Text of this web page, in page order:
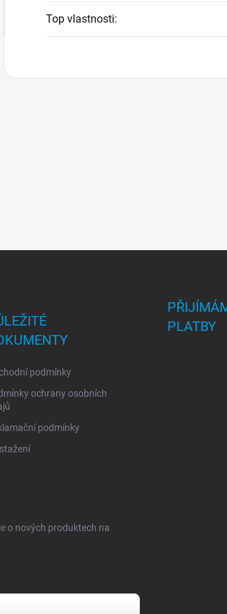
Top vlastnosti:
podmínky
ochrany osobních
podmínky
PLATBY
o nových produktech na